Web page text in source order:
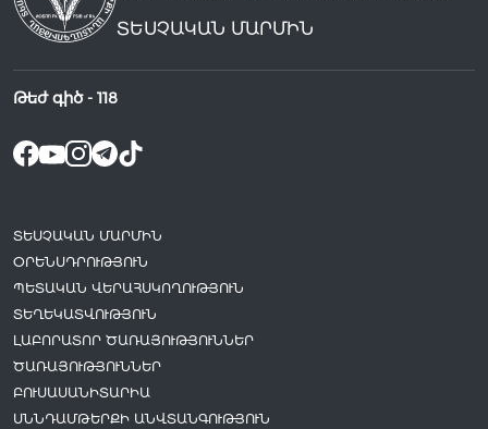
ՏԵՍՉԱԿԱՆ ՄԱՐՄԻՆ
Թեժ գիծ - 118
ՏԵՍՉԱԿԱՆ ՄԱՐՄԻՆ
ՕՐԵՆՍԴՐՈՒԹՅՈՒՆ
ՊԵՏԱԿԱՆ ՎԵՐԱՀՍԿՈՂՈՒԹՅՈՒՆ
ՏԵՂԵԿԱՏՎՈՒԹՅՈՒՆ
ԼԱԲՈՐԱՏՈՐ ԾԱՌԱՅՈՒԹՅՈՒՆՆԵՐ
ԾԱՌԱՅՈՒԹՅՈՒՆՆԵՐ
ԲՈՒՍԱՍԱՆԻՏԱՐԻԱ
ՍՆՆԴԱՄԹԵՐՔԻ ԱՆՎՏԱՆԳՈՒԹՅՈՒՆ